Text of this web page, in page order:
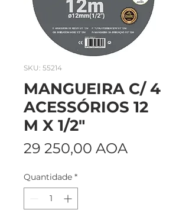
SKU: 55214
MANGUEIRA C/ 4
ACESSÓRIOS 12
M X 1/2"
29 250,00 AOA
Quantidade *